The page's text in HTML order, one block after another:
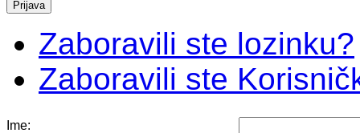
Zaboravili ste lozinku?
Zaboravili ste
Ime: